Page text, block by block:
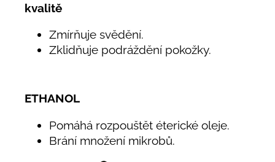
kvalitě
Zmírňuje svědění.
Zklidňuje podráždění pokožky.
ETHANOL
Pomáhá rozpouštět éterické oleje.
Brání množení mikrobů.